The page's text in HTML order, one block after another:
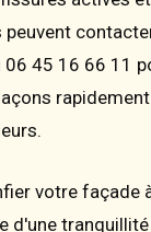
peuvent
06 45 16 66 11
votre façade
d'une